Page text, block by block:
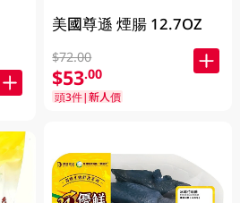
美國尊遜 煙腸 12.7OZ
$72.00
$53.00
頭3件|新人價